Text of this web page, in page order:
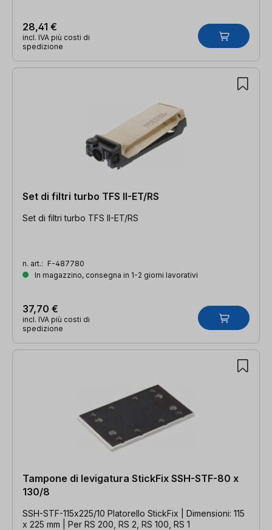
28,41 €
incl. IVA più costi di
spedizione
Set di filtri turbo TFS II-ET/RS
Set di filtri turbo TFS II-ET/RS
n. art.: F-487780
In magazzino, consegna in 1-2 giorni lavorativi
37,70 €
incl. IVA più costi di
spedizione
Tampone di levigatura StickFix SSH-STF-80 x
130/8
SSH-STF-115x225/10 Platorello StickFix | Dimensioni: 115
x 225 mm | Per RS 200, RS 2, RS 100, RS 1